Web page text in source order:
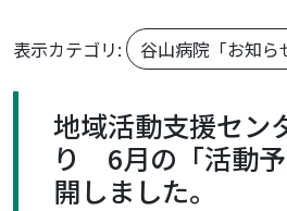
表示カテゴリ: 谷山病院「お知ら
地域活動支援セン
り 6月の「活動
開しました。